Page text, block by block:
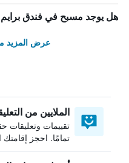
هل يوجد مسبح في فندق برايم
عرض المزيد
الملايين من
تقييمات وتعليقات
تمامًا. احجز إقامتك